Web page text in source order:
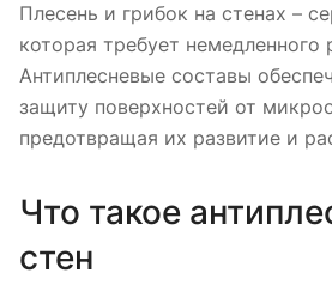
Плесень и грибок на стенах –
которая требует немедленного
Антиплесневые составы
защиту поверхностей от
предотвращая их развитие и
Что такое
стен